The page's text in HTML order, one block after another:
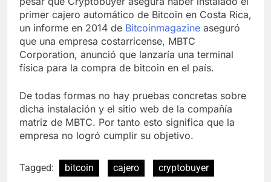
primer cajero automático de Bitcoin en Costa Rica,
un informe en 2014 de Bitcoinmagazine aseguró
que una empresa costarricense, MBTC
Corporation, anunció que lanzaría una terminal
física para la compra de bitcoin en el país.
De todas formas no hay pruebas concretas sobre
dicha instalación y el sitio web de la compañía
matriz de MBTC. Por tanto esto significa que la
empresa no logró cumplir su objetivo.
Tagged: bitcoin cajero cryptobuyer